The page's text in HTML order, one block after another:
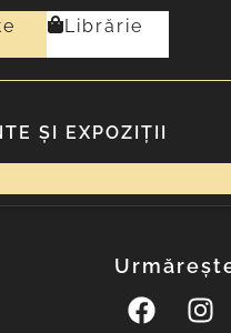
Librărie
ȘI EXPOZIȚII